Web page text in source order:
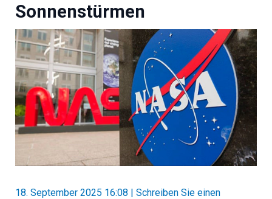
Sonnenstürmen
18. September 2025 16:08 | Schreiben Sie einen